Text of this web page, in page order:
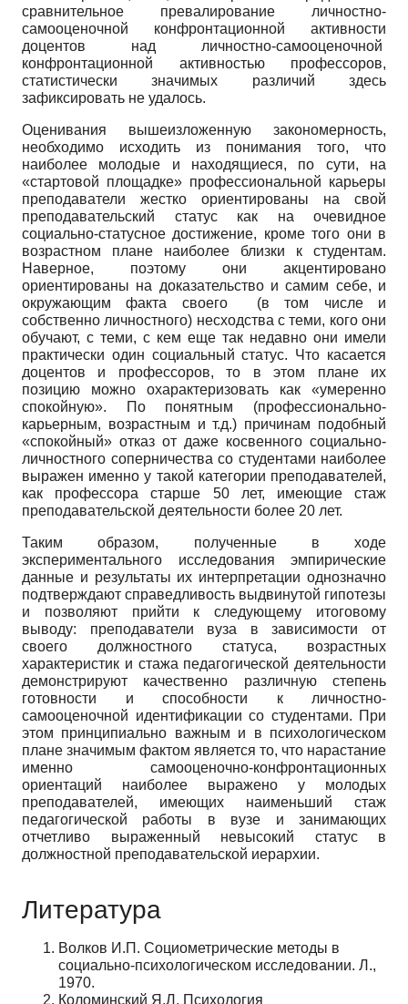
сравнительное превалирование личностно-
самооценочной конфронтационной активности
доцентов над личностно-самооценочной
конфронтационной активностью профессоров,
статистически значимых различий здесь
зафиксировать не удалось.
Оценивания вышеизложенную закономерность,
необходимо исходить из понимания того, что
наиболее молодые и находящиеся, по сути, на
«стартовой площадке» профессиональной карьеры
преподаватели жестко ориентированы на свой
преподавательский статус как на очевидное
социально-статусное достижение, кроме того они в
возрастном плане наиболее близки к студентам.
Наверное, поэтому они акцентировано
ориентированы на доказательство и самим себе, и
окружающим факта своего (в том числе и
собственно личностного) несходства с теми, кого они
обучают, с теми, с кем еще так недавно они имели
практически один социальный статус. Что касается
доцентов и профессоров, то в этом плане их
позицию можно охарактеризовать как «умеренно
спокойную». По понятным (профессионально-
карьерным, возрастным и т.д.) причинам подобный
«спокойный» отказ от даже косвенного социально-
личностного соперничества со студентами наиболее
выражен именно у такой категории преподавателей,
как профессора старше 50 лет, имеющие стаж
преподавательской деятельности более 20 лет.
Таким образом, полученные в ходе
экспериментального исследования эмпирические
данные и результаты их интерпретации однозначно
подтверждают справедливость выдвинутой гипотезы
и позволяют прийти к следующему итоговому
выводу: преподаватели вуза в зависимости от
своего должностного статуса, возрастных
характеристик и стажа педагогической деятельности
демонстрируют качественно различную степень
готовности и способности к личностно-
самооценочной идентификации со студентами. При
этом принципиально важным и в психологическом
плане значимым фактом является то, что нарастание
именно самооценочно-конфронтационных
ориентаций наиболее выражено у молодых
преподавателей, имеющих наименьший стаж
педагогической работы в вузе и занимающих
отчетливо выраженный невысокий статус в
должностной преподавательской иерархии.
Литература
Волков И.П. Социометрические методы в
социально-психологическом исследовании. Л.,
1970.
Коломинский Я.Л. Психология